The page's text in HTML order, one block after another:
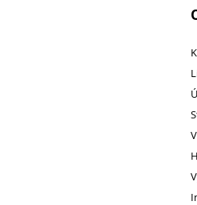
Den otevřených dveří
Lyceum – LY
Ekonomické lyceum
Obchodní akademie